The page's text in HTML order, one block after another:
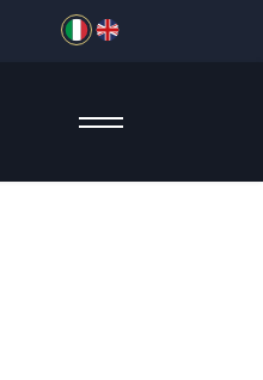
Seleziona la tua lingua